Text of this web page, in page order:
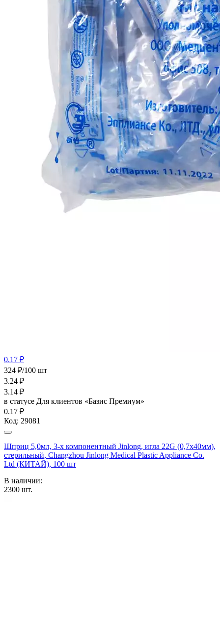
0.17 ₽
324 ₽/100 шт
3.24 ₽
3.14 ₽
в статусе Для клиентов «Базис Премиум»
0.17 ₽
Код: 29081
Шприц 5,0мл, 3-х компонентный Jinlong, игла 22G (0,7х40мм),
стерильный, Changzhou Jinlong Medical Plastic Appliance Co.
Ltd (КИТАЙ), 100 шт
В наличии:
2300 шт.